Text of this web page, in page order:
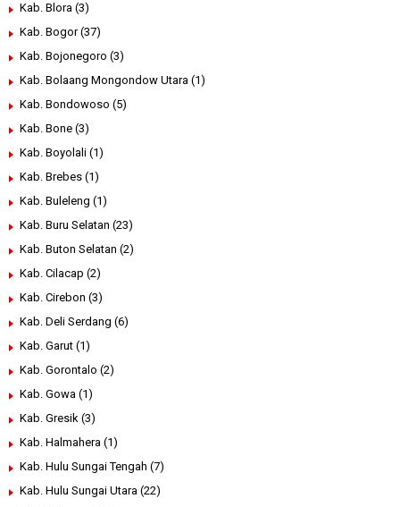
Kab. Blora (3)
Kab. Bogor (37)
Kab. Bojonegoro (3)
Kab. Bolaang Mongondow Utara (1)
Kab. Bondowoso (5)
Kab. Bone (3)
Kab. Boyolali (1)
Kab. Brebes (1)
Kab. Buleleng (1)
Kab. Buru Selatan (23)
Kab. Buton Selatan (2)
Kab. Cilacap (2)
Kab. Cirebon (3)
Kab. Deli Serdang (6)
Kab. Garut (1)
Kab. Gorontalo (2)
Kab. Gowa (1)
Kab. Gresik (3)
Kab. Halmahera (1)
Kab. Hulu Sungai Tengah (7)
Kab. Hulu Sungai Utara (22)